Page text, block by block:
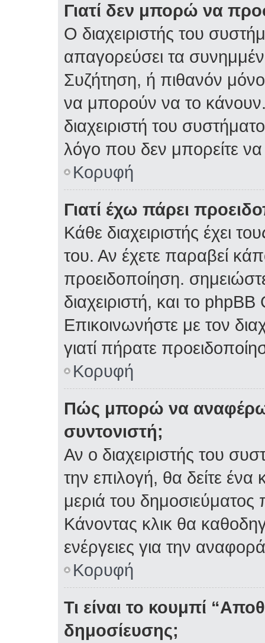
Γιατί δεν μπορώ να
Ο διαχειριστής του
απαγορεύσει τα
Συζήτηση, ή πιθανόν
να μπορούν να το
διαχειριστή του
λόγο που δεν μπορείτε
Κορυφή
Γιατί έχω πάρει
Κάθε διαχειριστής έχει
του. Αν έχετε παραβεί
προειδοποίηση.
διαχειριστή, και το
Επικοινωνήστε με τον
γιατί πήρατε
Κορυφή
Πώς μπορώ να αναφέρω
συντονιστή;
Αν ο διαχειριστής του
την επιλογή, θα δείτε
μεριά του
Κάνοντας κλικ θα
ενέργειες για την
Κορυφή
Τι είναι το κουμπί
δημοσίευσης;